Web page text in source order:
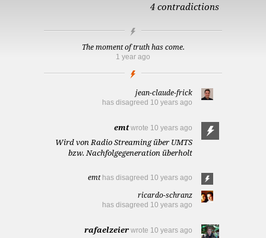
4 contradictions
The moment of truth has come.
1 year ago
jean-claude-frick
has disagreed 10 years ago
emt wrote 10 years ago
Wird von Radio Streaming über UMTS
bzw. Nachfolgegeneration überholt
emt has disagreed 10 years ago
ricardo-schranz
has disagreed 10 years ago
rafaelzeier wrote 10 years ago